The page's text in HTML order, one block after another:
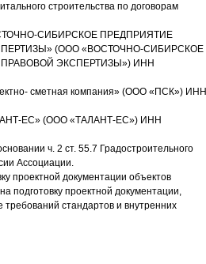
строительства по договорам
СИБИРСКОЕ ПРЕДПРИЯТИЕ
(ООО «ВОСТОЧНО-СИБИРСКОЕ
ЭКСПЕРТИЗЫ») ИНН
сметная компания» (ООО «ПСК») ИНН
ЕС» (ООО «ТАЛАНТ-ЕС») ИНН
ч. 2 ст. 55.7 Градостроительного
Ассоциации.
проектной документации объектов
подготовку проектной документации,
стандартов и внутренних